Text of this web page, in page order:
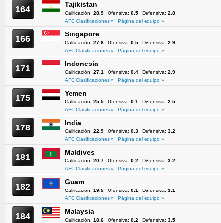
164 Tajikistan
Calificación: 28.9 Ofensiva: 0.5 Defensiva: 2.8
AFC Clasificaciones »
Página del equipo »
166 Singapore
Calificación: 27.8 Ofensiva: 0.5 Defensiva: 2.9
AFC Clasificaciones »
Página del equipo »
171 Indonesia
Calificación: 27.1 Ofensiva: 0.4 Defensiva: 2.9
AFC Clasificaciones »
Página del equipo »
175 Yemen
Calificación: 25.5 Ofensiva: 0.1 Defensiva: 2.5
AFC Clasificaciones »
Página del equipo »
178 India
Calificación: 22.9 Ofensiva: 0.3 Defensiva: 3.2
AFC Clasificaciones »
Página del equipo »
181 Maldives
Calificación: 20.7 Ofensiva: 0.2 Defensiva: 3.2
AFC Clasificaciones »
Página del equipo »
182 Guam
Calificación: 19.5 Ofensiva: 0.1 Defensiva: 3.1
AFC Clasificaciones »
Página del equipo »
184 Malaysia
Calificación: 18.6 Ofensiva: 0.2 Defensiva: 3.5